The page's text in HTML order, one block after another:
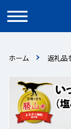
ホーム 返礼品